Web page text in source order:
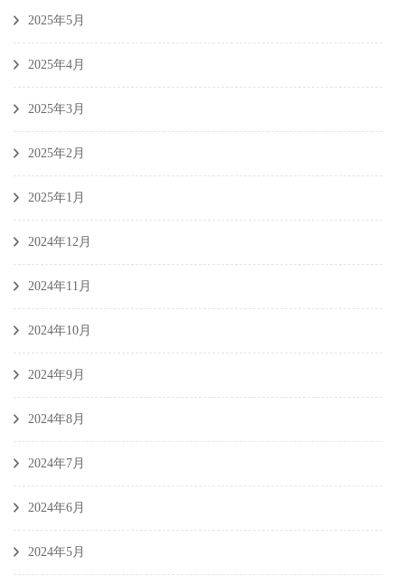
2025年5月
2025年4月
2025年3月
2025年2月
2025年1月
2024年12月
2024年11月
2024年10月
2024年9月
2024年8月
2024年7月
2024年6月
2024年5月